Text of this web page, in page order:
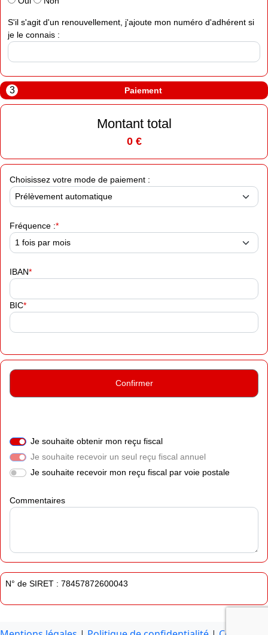
S'il s'agit d'un renouvellement, j'ajoute mon numéro d'adhérent si
je le connais :
3 Paiement
Montant total
0 €
Choisissez votre mode de paiement :
Fréquence :
IBAN
BIC
Confirmer
Je souhaite obtenir mon reçu fiscal
Je souhaite recevoir un seul reçu fiscal annuel
Je souhaite recevoir mon reçu fiscal par voie postale
Commentaires
N° de SIRET : 78457872600043